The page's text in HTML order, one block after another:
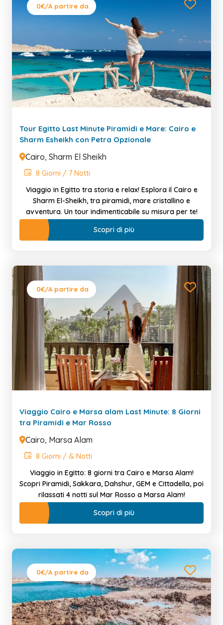
0€/A partire da
Tour Egitto Last Minute Piramidi e Mare: Cairo e
Sharm Esheikh con Petra Opzionale
Cairo, Sharm El Sheikh
8 Giorni / 7 Notti
Viaggio in Egitto tra storia e relax! Esplora il Cairo e
Sharm El-Sheikh, tra piramidi, mare cristallino e
avventura. Un tour indimenticabile su misura per te!
Scopri di più
0€/A partire da
Viaggio Cairo e Marsa alam Last Minute: 8 Giorni
tra Piramidi e Mar Rosso
Cairo, Marsa Alam
8 Giorni / & Notti
Viaggio in Egitto: 8 giorni tra Cairo e Marsa Alam!
Scopri Piramidi, Sakkara, Dahshur, GEM e Cittadella, poi
rilassati 4 notti sul Mar Rosso a Marsa Alam!
Scopri di più
0€/A partire da